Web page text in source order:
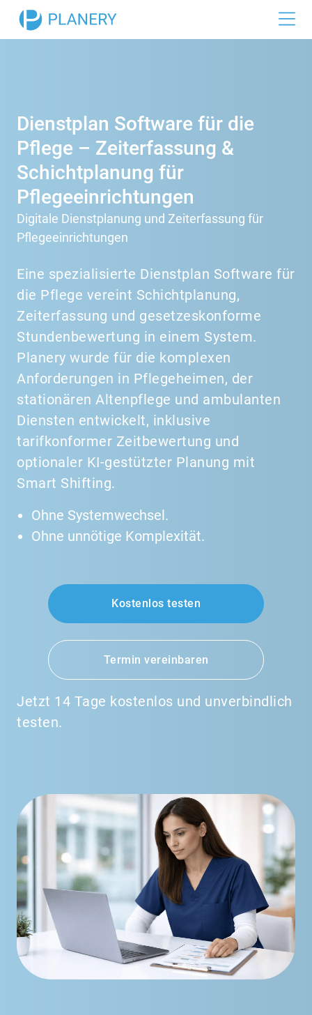
Urlaubsplan
Einzelhandel
Hotellerie
Büro
Medizin
Industrie
Referenzen
Preise
Dienstplan Software für die
Pflege – Zeiterfassung &
Schichtplanung für
Pflegeeinrichtungen
Digitale Dienstplanung und Zeiterfassung für
Pflegeeinrichtungen
Eine spezialisierte Dienstplan Software für
die Pflege vereint Schichtplanung,
Zeiterfassung und gesetzeskonforme
Stundenbewertung in einem System.
Planery wurde für die komplexen
Anforderungen in Pflegeheimen, der
stationären Altenpflege und ambulanten
Diensten entwickelt, inklusive
tarifkonformer Zeitbewertung und
optionaler KI-gestützter Planung mit
Smart Shifting.
Ohne Systemwechsel.
Ohne unnötige Komplexität.
Kostenlos testen
Termin vereinbaren
Jetzt 14 Tage kostenlos und unverbindlich
testen.